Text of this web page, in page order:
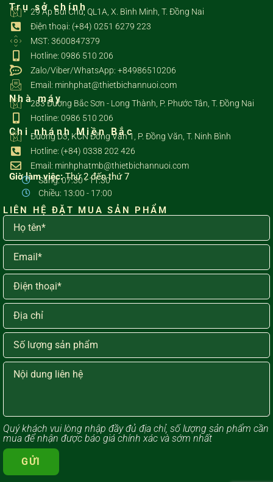
Trụ sở chính
29 Ấp Bùi Chu, QL1A, X. Bình Minh, T. Đồng Nai
Điện thoại: (+84) 0251 6279 223
MST: 3600847379
Hotline: 0986 510 206
Zalo/Viber/WhatsApp: +84986510206
Email: minhphat@thietbichannuoi.com
Nhà máy
283 Đường Bắc Sơn - Long Thành, P. Phước Tân, T. Đồng Nai
Hotline: 0986 510 206
Chi nhánh Miền Bắc
Đường D3, KCN Đồng Văn 1, P. Đồng Văn, T. Ninh Bình
Hotline: (+84) 0338 202 426
Email: minhphatmb@thietbichannuoi.com
Giờ làm việc:Thứ 2 đến thứ 7
Sáng: 07:30 - 11:30
Chiều: 13:00 - 17:00
LIÊN HỆ ĐẶT MUA SẢN PHẨM
Quý khách vui lòng ​nhập đầy đủ địa chỉ, số lượng sản phẩm cần
mua để nhận được báo giá chính xác và sớm nhất